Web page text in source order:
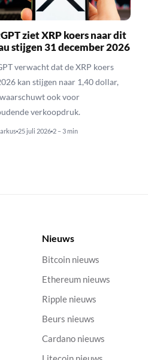
ziet XRP koers naar dit
stijgen 31 december 2026
verwacht dat de XRP koers
kan stijgen naar 1,40 dollar,
ook voor
verkoopdruk.
25 juli 2026 2 – 3 min
Nieuws
Bitcoin nieuws
Ethereum nieuws
Ripple nieuws
Beurs nieuws
Cardano nieuws